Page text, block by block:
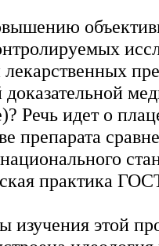
Речь идет о
препарата
практика
изучения этой